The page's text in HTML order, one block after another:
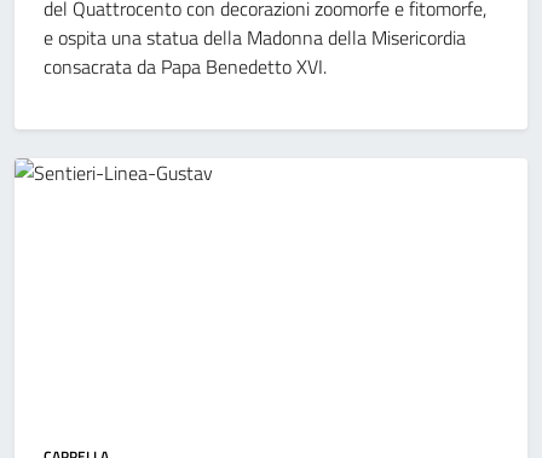
del Quattrocento con decorazioni zoomorfe e fitomorfe,
e ospita una statua della Madonna della Misericordia
consacrata da Papa Benedetto XVI.